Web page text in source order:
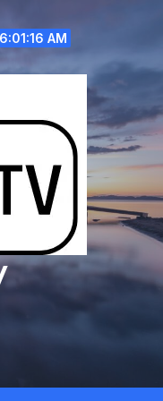
6:01:16 AM